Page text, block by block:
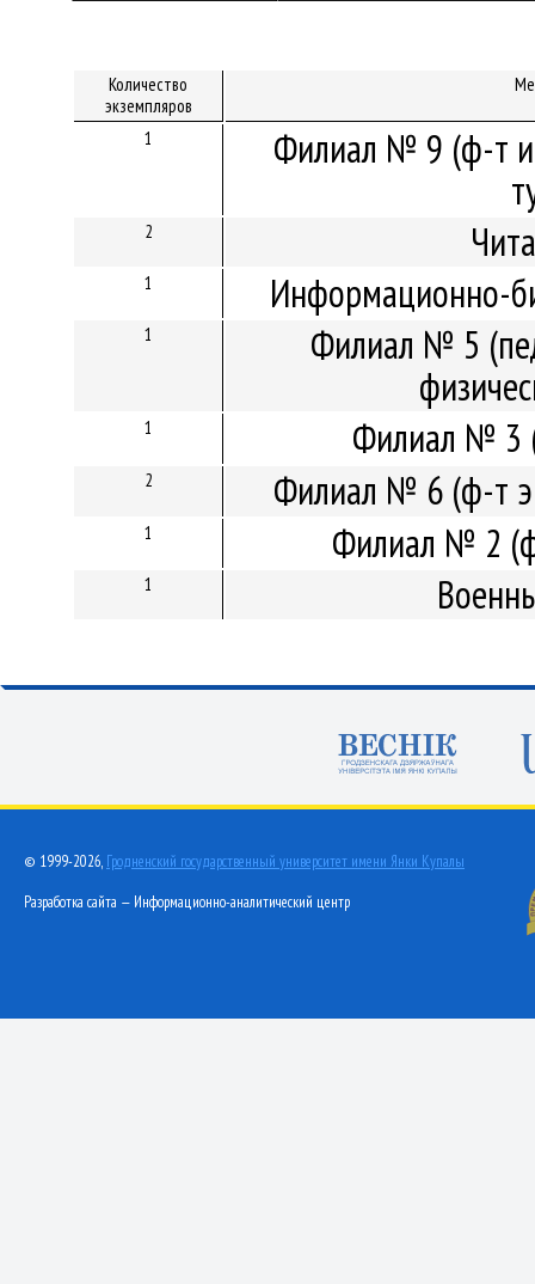
Количество
экземпляров
1
Филиал № 9 (ф-т
2
1 Информационно-
1
Филиал № 5
1 Филиал № 3
2 Филиал № 6 (ф-т
1 Филиал № 2
1
© 1999-2026, Гродненский государственный университет имени Янки Купалы
Разработка сайта — Информационно-аналитический центр